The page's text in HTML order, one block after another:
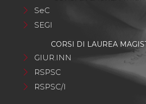
SeC
SEGI
CORSI DI LAUREA
GIUR.INN
RSPSC
RSPSC/I